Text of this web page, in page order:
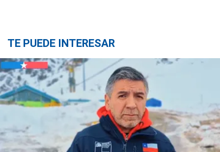
TE PUEDE INTERESAR